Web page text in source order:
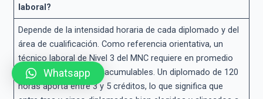
laboral?
Depende de la intensidad horaria de cada diplomado y del
área de cualificación. Como referencia orientativa, un
técnico laboral de Nivel 3 del MNC requiere en promedio
entre 15 y 20 créditos acumulables. Un diplomado de 120
horas aporta entre 3 y 5 créditos, lo que significa que
Whatsapp